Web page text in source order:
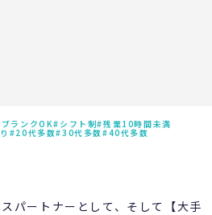
ブランクOK シフト制 残業10時間未満
20代多数 30代多数 40代多数
パートナーとして、そして【大手